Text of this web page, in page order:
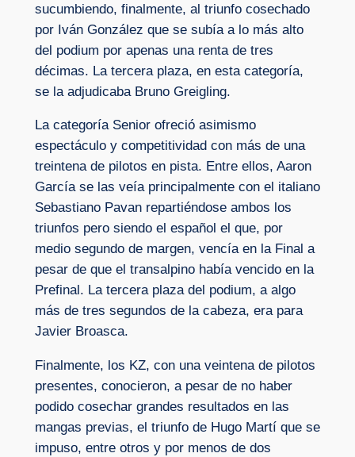
sucumbiendo, finalmente, al triunfo cosechado
por Iván González que se subía a lo más alto
del podium por apenas una renta de tres
décimas. La tercera plaza, en esta categoría,
se la adjudicaba Bruno Greigling.
La categoría Senior ofreció asimismo
espectáculo y competitividad con más de una
treintena de pilotos en pista. Entre ellos, Aaron
García se las veía principalmente con el italiano
Sebastiano Pavan repartiéndose ambos los
triunfos pero siendo el español el que, por
medio segundo de margen, vencía en la Final a
pesar de que el transalpino había vencido en la
Prefinal. La tercera plaza del podium, a algo
más de tres segundos de la cabeza, era para
Javier Broasca.
Finalmente, los KZ, con una veintena de pilotos
presentes, conocieron, a pesar de no haber
podido cosechar grandes resultados en las
mangas previas, el triunfo de Hugo Martí que se
impuso, entre otros y por menos de dos